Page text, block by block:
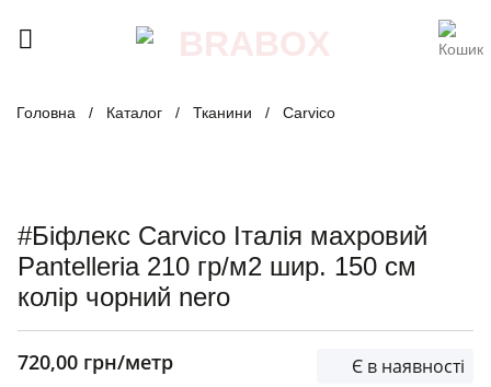
Головна / Каталог / Тканини / Carvico
#Біфлекс Carvico Італія махровий
Pantelleria 210 гр/м2 шир. 150 см
колір чорний nero
720,00 грн/метр Є в наявності